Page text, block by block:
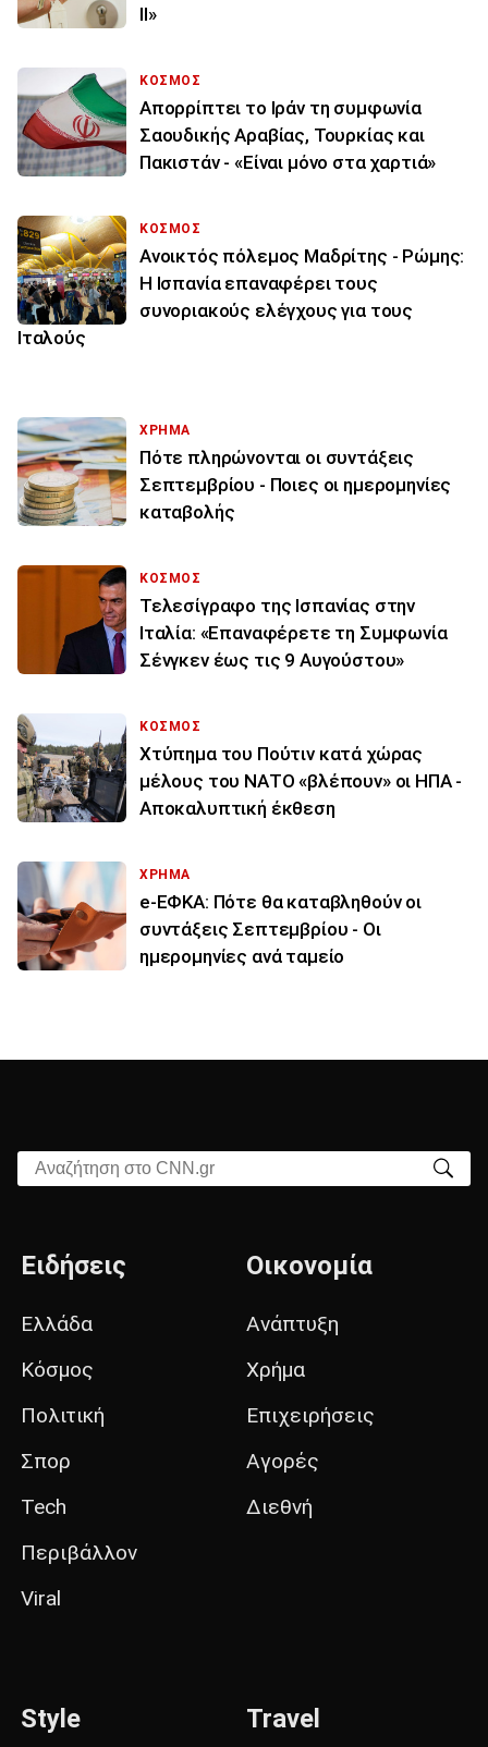
ΙΙ»
ΚΟΣΜΟΣ
Απορρίπτει το Ιράν τη συμφωνία
Σαουδικής Αραβίας, Τουρκίας και
Πακιστάν - «Είναι μόνο στα χαρτιά»
ΚΟΣΜΟΣ
Ανοικτός πόλεμος Μαδρίτης - Ρώμης:
Η Ισπανία επαναφέρει τους
συνοριακούς ελέγχους για τους
Ιταλούς
ΧΡΗΜΑ
Πότε πληρώνονται οι συντάξεις
Σεπτεμβρίου - Ποιες οι ημερομηνίες
καταβολής
ΚΟΣΜΟΣ
Τελεσίγραφο της Ισπανίας στην
Ιταλία: «Επαναφέρετε τη Συμφωνία
Σένγκεν έως τις 9 Αυγούστου»
ΚΟΣΜΟΣ
Χτύπημα του Πούτιν κατά χώρας
μέλους του ΝΑΤΟ «βλέπουν» οι ΗΠΑ -
Αποκαλυπτική έκθεση
ΧΡΗΜΑ
e-ΕΦΚΑ: Πότε θα καταβληθούν οι
συντάξεις Σεπτεμβρίου - Οι
ημερομηνίες ανά ταμείο
Αναζήτηση στο CNN.gr
Ειδήσεις
Ελλάδα
Κόσμος
Πολιτική
Σπορ
Tech
Περιβάλλον
Viral
Οικονομία
Ανάπτυξη
Χρήμα
Επιχειρήσεις
Αγορές
Διεθνή
Style Travel